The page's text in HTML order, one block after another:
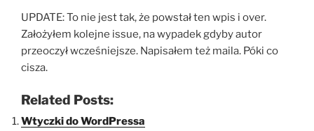
UPDATE: To nie jest tak, że powstał ten wpis i over.
Założyłem kolejne issue, na wypadek gdyby autor
przeoczył wcześniejsze. Napisałem też maila. Póki co
cisza.
Related Posts:
Wtyczki do WordPressa